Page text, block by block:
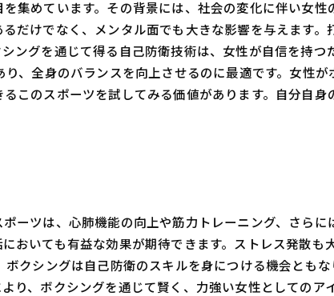
集めています。その背景には、社会の変化に伴い女性
だけでなく、メンタル面でも大きな影響を与えます。
ングを通じて得る自己防衛技術は、女性が自信を持つ
、全身のバランスを向上させるのに最適です。女性が
このスポーツを試してみる価値があります。自分自身
ーツは、心肺機能の向上や筋力トレーニング、さらに
おいても有益な効果が期待できます。ストレス発散も
クシングは自己防衛のスキルを身につける機会ともな
り、ボクシングを通じて賢く、力強い女性としてのア